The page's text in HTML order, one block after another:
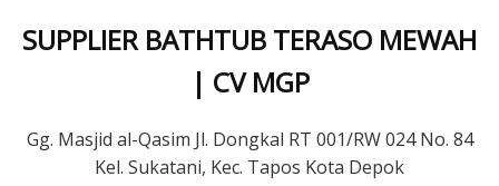
SUPPLIER BATHTUB TERASO MEWAH
| CV MGP
Gg. Masjid al-Qasim Jl. Dongkal RT 001/RW 024 No. 84
Kel. Sukatani, Kec. Tapos Kota Depok